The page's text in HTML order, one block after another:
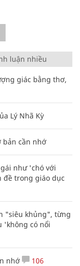
luận nhiều
giác bằng thơ,
Lý Nhã Kỳ
bản cần nhớ
như 'chó với
đề trong giáo dục
"siêu khủng", từng
'không có nổi
nhớ 106